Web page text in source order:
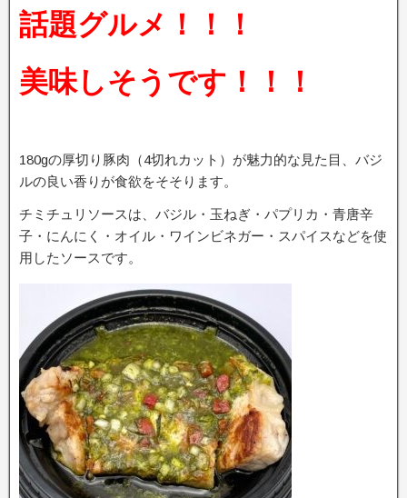
話題グルメ！！！
美味しそうです！！！
180gの厚切り豚肉（4切れカット）が魅力的な見た目、バジ
ルの良い香りが食欲をそそります。
チミチュリソースは、バジル・玉ねぎ・パプリカ・青唐辛
子・にんにく・オイル・ワインビネガー・スパイスなどを使
用したソースです。